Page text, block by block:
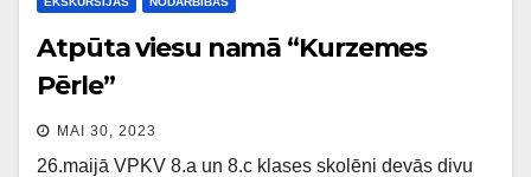
Atpūta viesu namā “Kurzemes
Pērle”
MAI 30, 2023
26.maijā VPKV 8.a un 8.c klases skolēni devās divu